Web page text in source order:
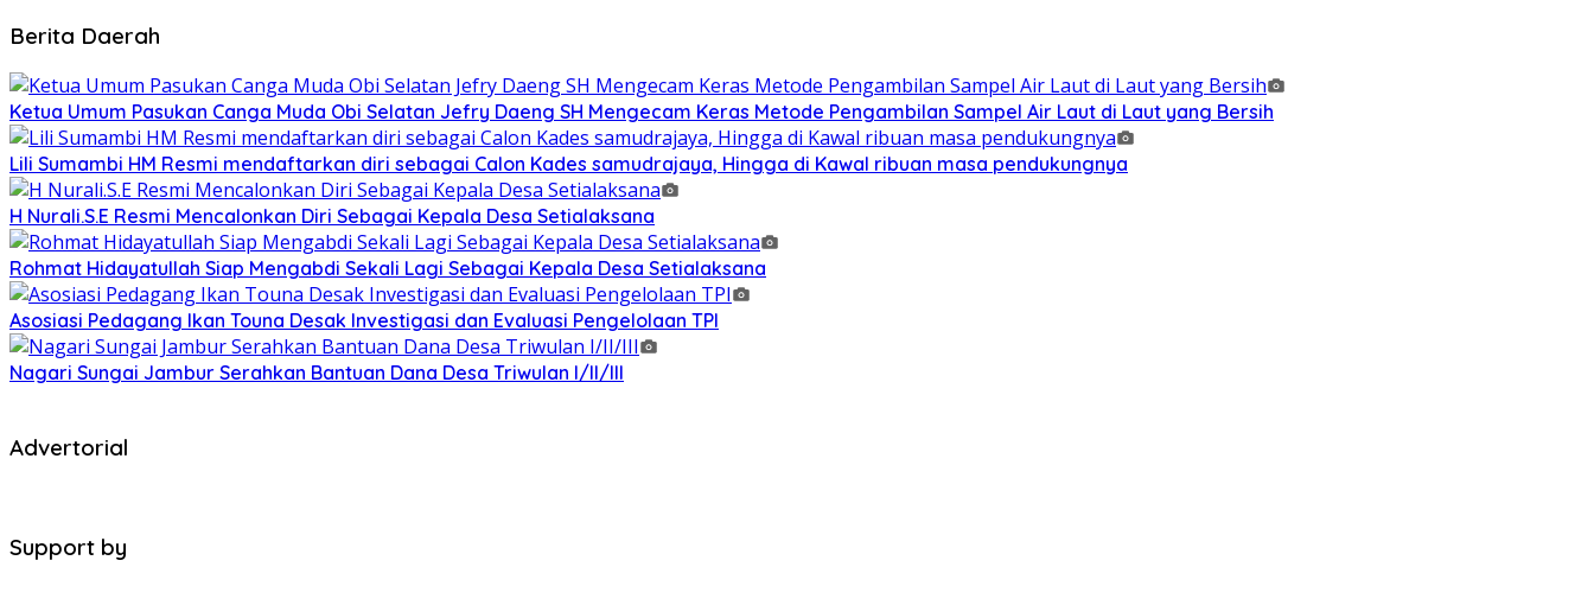
Berita Daerah
Ketua Umum Pasukan Canga Muda Obi Selatan Jefry Daeng SH Mengecam Keras Metode Pengambilan Sampel Air Laut di Laut yang Bersih
Lili Sumambi HM Resmi mendaftarkan diri sebagai Calon Kades samudrajaya, Hingga di Kawal ribuan masa pendukungnya
H Nurali.S.E Resmi Mencalonkan Diri Sebagai Kepala Desa Setialaksana
Rohmat Hidayatullah Siap Mengabdi Sekali Lagi Sebagai Kepala Desa Setialaksana
Asosiasi Pedagang Ikan Touna Desak Investigasi dan Evaluasi Pengelolaan TPI
Nagari Sungai Jambur Serahkan Bantuan Dana Desa Triwulan I/II/III
Advertorial
Support by